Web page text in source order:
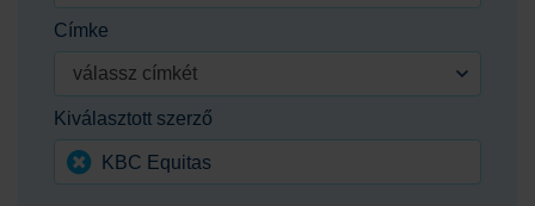
Címke
válassz címkét
Kiválasztott szerző
KBC Equitas